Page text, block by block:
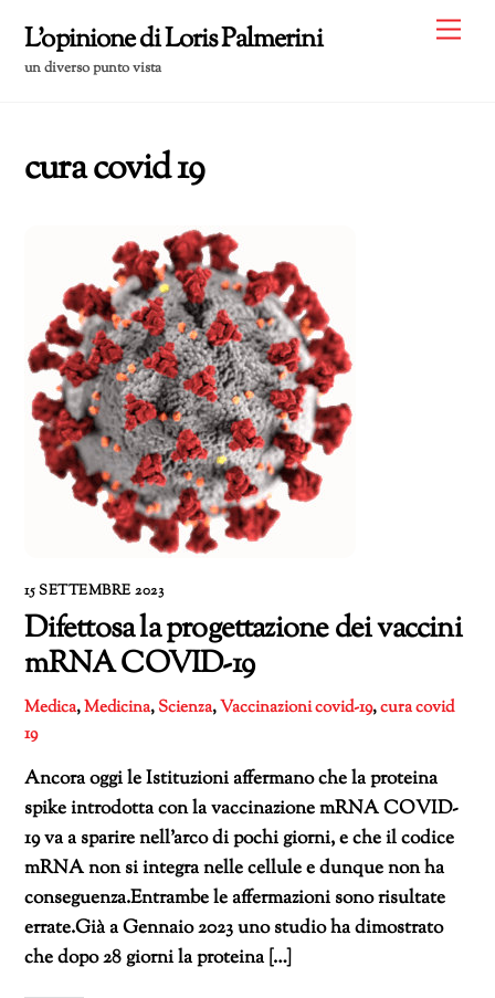
content
L'opinione di Loris Palmerini
un diverso punto vista
cura covid 19
15 SETTEMBRE 2023
Difettosa la progettazione dei vaccini
mRNA COVID-19
Medica,Medicina,Scienza,Vaccinazionicovid-19,cura covid
19
Ancora oggi le Istituzioni affermano che la proteina
spike introdotta con la vaccinazione mRNA COVID-
19 va a sparire nell’arco di pochi giorni, e che il codice
mRNA non si integra nelle cellule e dunque non ha
conseguenza.Entrambe le affermazioni sono risultate
errate.Già a Gennaio 2023 uno studio ha dimostrato
che dopo 28 giorni la proteina […]